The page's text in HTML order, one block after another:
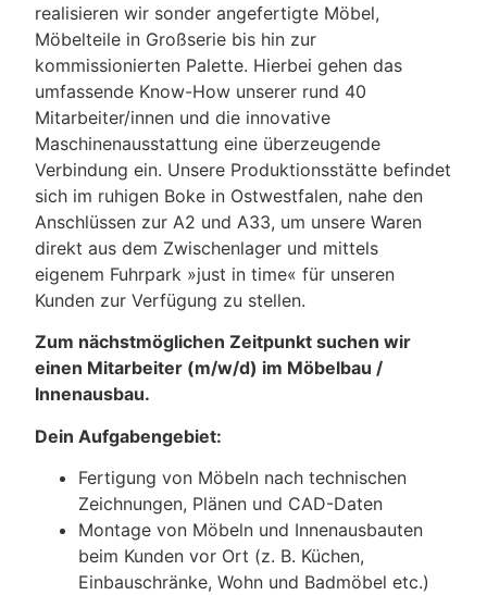
realisieren wir sonder angefertigte Möbel,
Möbelteile in Großserie bis hin zur
kommissionierten Palette. Hierbei gehen das
umfassende Know-How unserer rund 40
Mitarbeiter/innen und die innovative
Maschinenausstattung eine überzeugende
Verbindung ein. Unsere Produktionsstätte befindet
sich im ruhigen Boke in Ostwestfalen, nahe den
Anschlüssen zur A2 und A33, um unsere Waren
direkt aus dem Zwischenlager und mittels
eigenem Fuhrpark »just in time« für unseren
Kunden zur Verfügung zu stellen.
Zum nächstmöglichen Zeitpunkt suchen wir
einen Mitarbeiter (m/w/d) im Möbelbau /
Innenausbau.
Dein Aufgabengebiet:
Fertigung von Möbeln nach technischen
Zeichnungen, Plänen und CAD-Daten
Montage von Möbeln und Innenausbauten
beim Kunden vor Ort (z. B. Küchen,
Einbauschränke, Wohn und Badmöbel etc.)